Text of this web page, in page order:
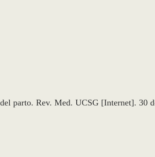
parto. Rev. Med. UCSG [Internet]. 30